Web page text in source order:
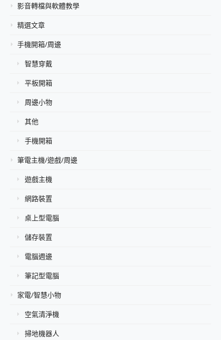
影音轉檔與軟體教學
精選文章
手機開箱/周邊
智慧穿戴
平板開箱
周邊小物
其他
手機開箱
筆電主機/遊戲/周邊
遊戲主機
網路裝置
桌上型電腦
儲存裝置
電腦週邊
筆記型電腦
家電/智慧小物
空氣清淨機
掃地機器人